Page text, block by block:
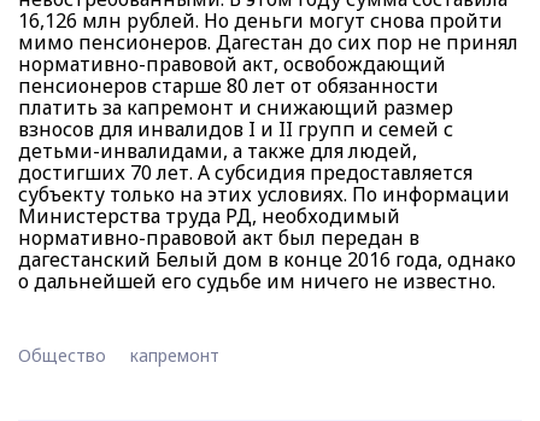
16,126 млн рублей. Но деньги могут снова пройти
мимо пенсионеров. Дагестан до сих пор не принял
нормативно-правовой акт, освобождающий
пенсионеров старше 80 лет от обязанности
платить за капремонт и снижающий размер
взносов для инвалидов I и II групп и семей с
детьми-инвалидами, а также для людей,
достигших 70 лет. А субсидия предоставляется
субъекту только на этих условиях. По информации
Министерства труда РД, необходимый
нормативно-правовой акт был передан в
дагестанский Белый дом в конце 2016 года, однако
о дальнейшей его судьбе им ничего не известно.
Общество капремонт